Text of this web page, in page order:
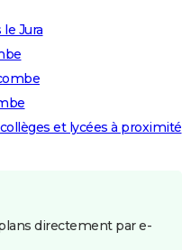
Jura
et lycées à proximité
directement par e-